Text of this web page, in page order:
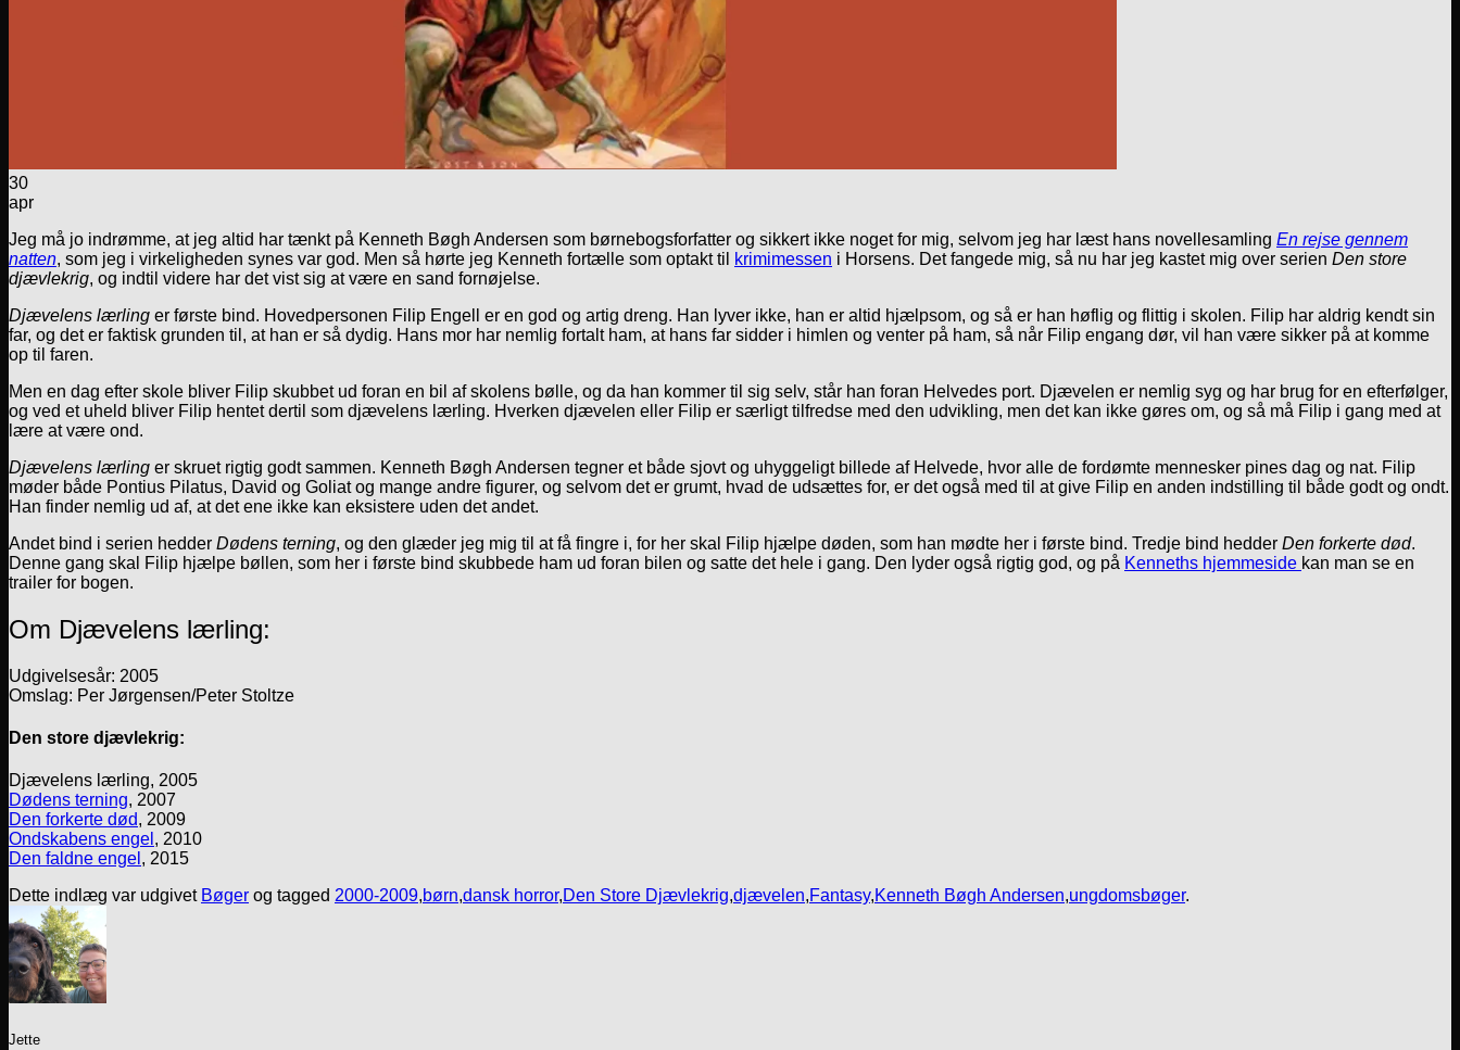
30
apr
Jeg må jo indrømme, at jeg altid har tænkt på Kenneth Bøgh Andersen som børnebogsforfatter og sikkert ikke noget for mig, selvom jeg har læst hans novellesamling En rejse gennem
natten, som jeg i virkeligheden synes var god. Men så hørte jeg Kenneth fortælle som optakt til krimimessen i Horsens. Det fangede mig, så nu har jeg kastet mig over serien Den store
djævlekrig, og indtil videre har det vist sig at være en sand fornøjelse.
Djævelens lærling er første bind. Hovedpersonen Filip Engell er en god og artig dreng. Han lyver ikke, han er altid hjælpsom, og så er han høflig og flittig i skolen. Filip har aldrig kendt sin
far, og det er faktisk grunden til, at han er så dydig. Hans mor har nemlig fortalt ham, at hans far sidder i himlen og venter på ham, så når Filip engang dør, vil han være sikker på at komme
op til faren.
Men en dag efter skole bliver Filip skubbet ud foran en bil af skolens bølle, og da han kommer til sig selv, står han foran Helvedes port. Djævelen er nemlig syg og har brug for en efterfølger,
og ved et uheld bliver Filip hentet dertil som djævelens lærling. Hverken djævelen eller Filip er særligt tilfredse med den udvikling, men det kan ikke gøres om, og så må Filip i gang med at
lære at være ond.
Djævelens lærling er skruet rigtig godt sammen. Kenneth Bøgh Andersen tegner et både sjovt og uhyggeligt billede af Helvede, hvor alle de fordømte mennesker pines dag og nat. Filip
møder både Pontius Pilatus, David og Goliat og mange andre figurer, og selvom det er grumt, hvad de udsættes for, er det også med til at give Filip en anden indstilling til både godt og ondt.
Han finder nemlig ud af, at det ene ikke kan eksistere uden det andet.
Andet bind i serien hedder Dødens terning, og den glæder jeg mig til at få fingre i, for her skal Filip hjælpe døden, som han mødte her i første bind. Tredje bind hedder Den forkerte død.
Denne gang skal Filip hjælpe bøllen, som her i første bind skubbede ham ud foran bilen og satte det hele i gang. Den lyder også rigtig god, og på Kenneths hjemmeside kan man se en
trailer for bogen.
Om Djævelens lærling:
Udgivelsesår: 2005
Omslag: Per Jørgensen/Peter Stoltze
Den store djævlekrig:
Djævelens lærling, 2005
Dødens terning, 2007
Den forkerte død, 2009
Ondskabens engel , 2010
Den faldne engel , 2015
Dette indlæg var udgivet Bøger og tagged 2000-2009,børn,dansk horror,Den Store Djævlekrig,djævelen,Fantasy,Kenneth Bøgh Andersen,ungdomsbøger.
Jette